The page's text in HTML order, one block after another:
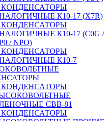
КОНДЕНСАТОРЫ
К10-17 (X7R)
КОНДЕНСАТОРЫ
К10-17 (C0G /
/ NPO)
КОНДЕНСАТОРЫ
К10-7
КОНДЕНСАТОРЫ
CBB-81
КОНДЕНСАТОРЫ